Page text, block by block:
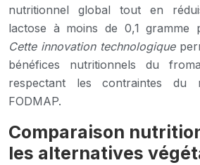
nutritionnel global tout en
lactose à moins de 0,1 gramme
Cette innovation technologique
bénéfices nutritionnels du
respectant les contraintes du
FODMAP.
Comparaison
les alternatives